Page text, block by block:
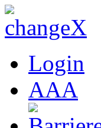
Login
AAA